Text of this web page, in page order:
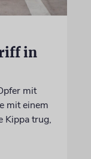
in
mit
mit einem
Kippa trug,